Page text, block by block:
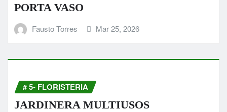
PORTA VASO
Fausto Torres Mar 25, 2026
# 5- FLORISTERIA
JARDINERA MULTIUSOS